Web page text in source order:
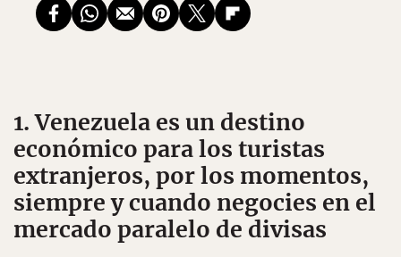
1. Venezuela es un destino
económico para los turistas
extranjeros, por los momentos,
siempre y cuando negocies en el
mercado paralelo de divisas